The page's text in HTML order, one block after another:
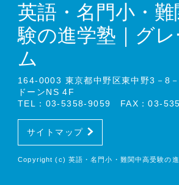
英語・名門小・
験の進学塾｜グ
ム
164-0003 東京都中野区東中野3－8
ドーンNS 4F
TEL：03-5358-9059 FAX：03-
サイトマップ
Copyright (c) 英語・名門小・難関中高受験の進